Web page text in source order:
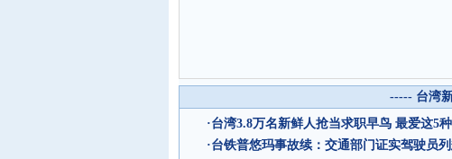
----- 台湾
·台湾3.8万名新鲜人抢当求职早鸟 最爱这5
·台铁普悠玛事故续：交通部门证实驾驶员